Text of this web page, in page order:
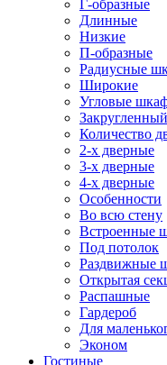
Г-образные
Длинные
Низкие
П-образные
Радиусные
Широкие
Угловые
Количество
2-х дверные
3-х дверные
4-х дверные
Особенности
Во всю стену
Встроенные
Под потолок
Раздвижные
Открытая
Распашные
Гардероб
Для
Эконом
Гостиные